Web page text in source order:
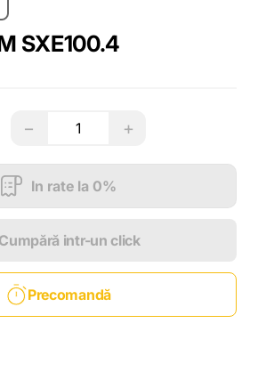
SXE100.4
− +
In rate la 0%
Cumpără intr-un click
Precomandă